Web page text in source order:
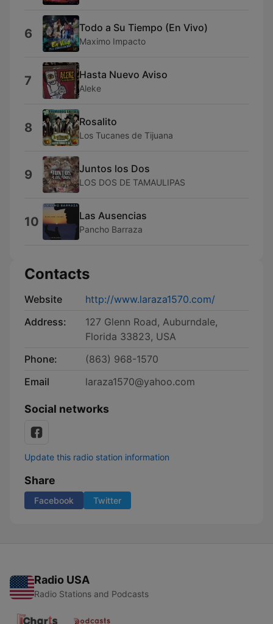
6 Todo a Su Tiempo (En Vivo)
Maximo Impacto
7 Hasta Nuevo Aviso
Aleke
8 Rosalito
Los Tucanes de Tijuana
9 Juntos los Dos
LOS DOS DE TAMAULIPAS
10 Las Ausencias
Pancho Barraza
Contacts
Website
http://www.laraza1570.com/
Address:
127 Glenn Road, Auburndale,
Florida 33823, USA
Phone:
(863) 968-1570
Email
laraza1570@yahoo.com
Social networks
Update this radio station information
Share
Facebook Twitter
Radio USA
Radio Stations and Podcasts